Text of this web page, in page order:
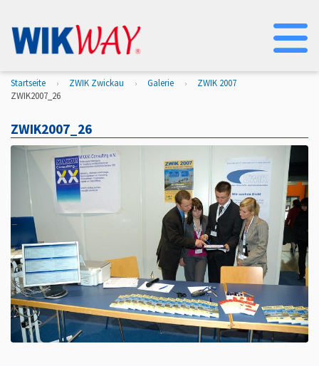
Startseite ZWIK Zwickau Galerie
ZWIK 2007
ZWIK2007_26
ZWIK2007_26